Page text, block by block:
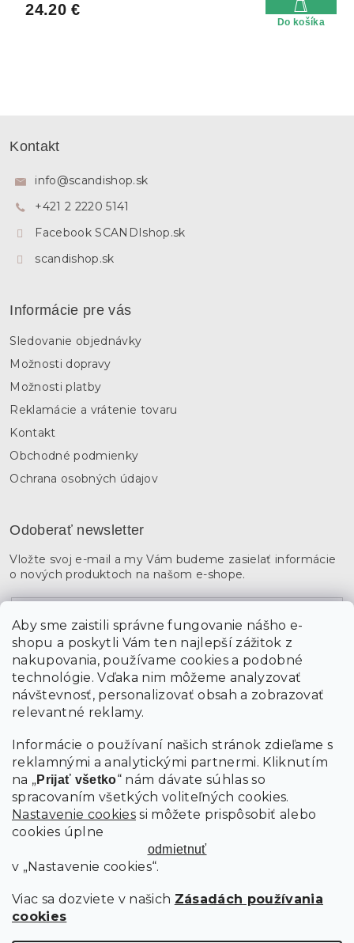
Aby sme zaistili správne fungovanie nášho e-
shopu a poskytli Vám ten najlepší zážitok z
nakupovania, používame cookies a podobné
technológie. Vďaka nim môžeme analyzovať
návštevnosť, personalizovať obsah a zobrazovať
relevantné reklamy.
Informácie o používaní našich stránok zdieľame s
reklamnými a analytickými partnermi. Kliknutím
na „Prijať všetko“ nám dávate súhlas so
spracovaním všetkých voliteľných cookies.
Nastavenie cookies si môžete prispôsobiť alebo
cookies úplne
odmietnuť
v „Nastavenie cookies“.
Viac sa dozviete v našich Zásadách používania
cookies
24.20 €
Do košíka
Kontakt
info@scandishop.sk
+421 2 2220 5141
Facebook SCANDIshop.sk
scandishop.sk
Informácie pre vás
Sledovanie objednávky
Možnosti dopravy
Možnosti platby
Reklamácie a vrátenie tovaru
Kontakt
Obchodné podmienky
Ochrana osobných údajov
Odoberať newsletter
Vložte svoj e-mail a my Vám budeme zasielať informácie
o nových produktoch na našom e-shope.
Vložením údajov súhlasíte s podmienkami ochrany
osobných údajov
PRIHLÁSIŤ SA